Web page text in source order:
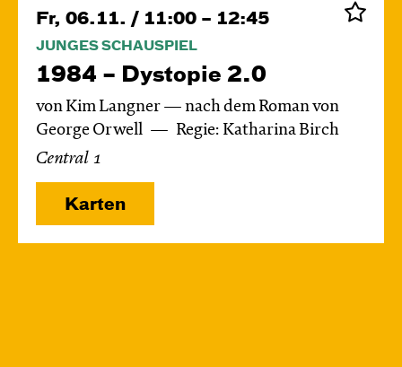
Fr, 06.11. / 11:00 – 12:45
JUNGES SCHAUSPIEL
1984 – Dystopie 2.0
von Kim Langner — nach dem Roman von
George Orwell
Regie: Katharina Birch
Central 1
Karten